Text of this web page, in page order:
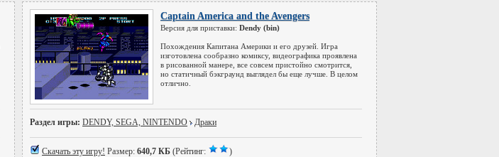
Captain America and the Avengers
Версия для приставки: Dendy (bin)
Похождения Капитана Америки и его друзей. Игра
изготовлена сообразно комиксу, видеографика проявлена
в рисованной манере, все совсем пристойно смотрится,
но статичный бэкграунд выглядел бы еще лучше. В целом
отлично.
Раздел игры: DENDY, SEGA, NINTENDO Драки
Скачать эту игру! Размер: 640,7 КБ (Рейтинг: )